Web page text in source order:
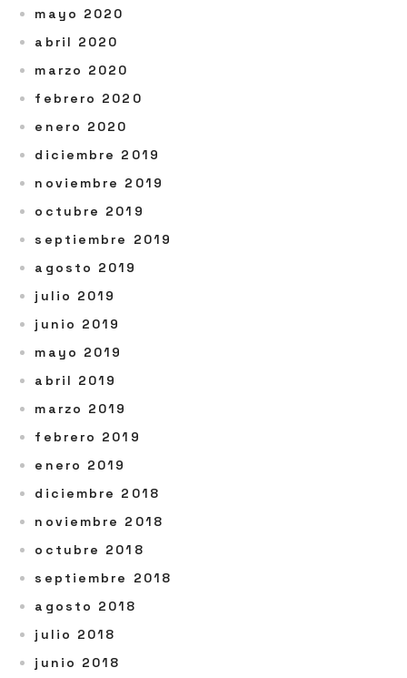
mayo 2020
abril 2020
marzo 2020
febrero 2020
enero 2020
diciembre 2019
noviembre 2019
octubre 2019
septiembre 2019
agosto 2019
julio 2019
junio 2019
mayo 2019
abril 2019
marzo 2019
febrero 2019
enero 2019
diciembre 2018
noviembre 2018
octubre 2018
septiembre 2018
agosto 2018
julio 2018
junio 2018